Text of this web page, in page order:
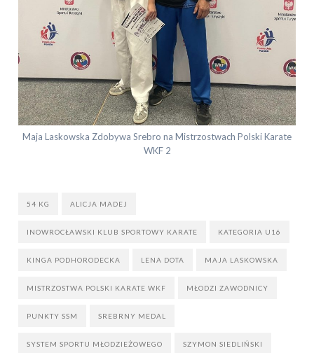
Maja Laskowska Zdobywa Srebro na Mistrzostwach Polski Karate
WKF 2
54 KG ALICJA MADEJ
INOWROCŁAWSKI KLUB SPORTOWY KARATE KATEGORIA U16
KINGA PODHORODECKA LENA DOTA MAJA LASKOWSKA
MISTRZOSTWA POLSKI KARATE WKF MŁODZI ZAWODNICY
PUNKTY SSM SREBRNY MEDAL
SYSTEM SPORTU MŁODZIEŻOWEGO SZYMON SIEDLIŃSKI